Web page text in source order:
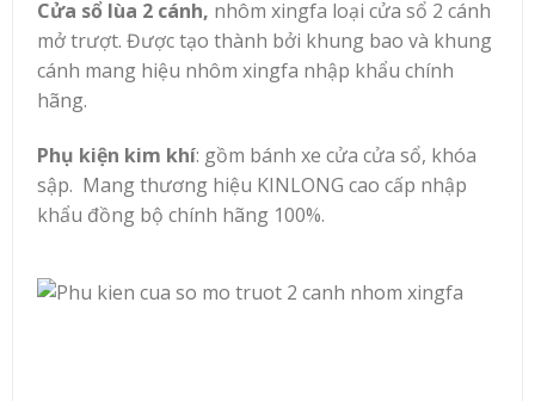
Cửa sổ lùa 2 cánh, nhôm xingfa loại cửa sổ 2 cánh
mở trượt. Được tạo thành bởi khung bao và khung
cánh mang hiệu nhôm xingfa nhập khẩu chính
hãng.
Phụ kiện kim khí: gồm bánh xe cửa cửa sổ, khóa
sập. Mang thương hiệu KINLONG cao cấp nhập
khẩu đồng bộ chính hãng 100%.